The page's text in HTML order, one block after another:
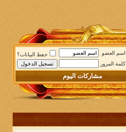
اسم العضو
حفظ البيانات؟
كلمة المرور
مشاركات اليوم